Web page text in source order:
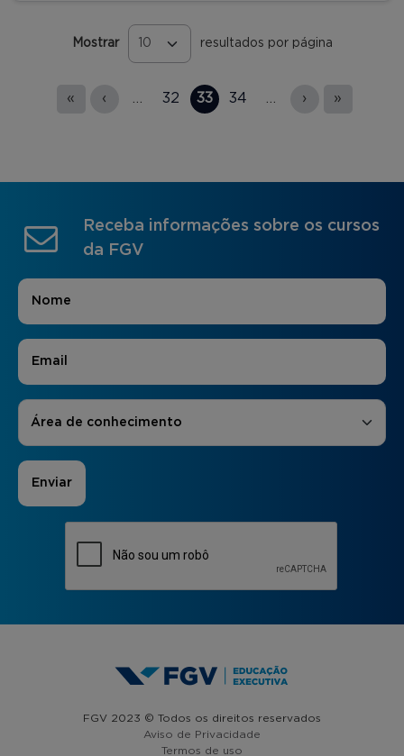
Mostrar resultados por página
« ‹ 32 33 34 › »
Receba informações sobre os cursos
da FGV
Nome
E-mail
Áreas de Interesse
Área de conhecimento
FGV 2023 © Todos os direitos reservados
Aviso de Privacidade
Termos de uso